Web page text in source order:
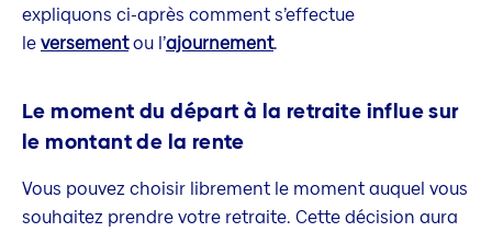
expliquons ci-après comment s’effectue
leversementou l’ajournement.
Le moment du départ à la retraite influe sur
le montant de la rente
Vous pouvez choisir librement le moment auquel vous
souhaitez prendre votre retraite. Cette décision aura